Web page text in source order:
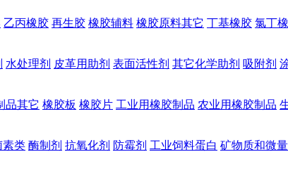
乙丙橡胶 再生胶 橡胶辅料 橡胶原料其它 丁基橡胶 氯丁
水处理剂 皮革用助剂 表面活性剂 其它化学助剂 吸附剂
品其它 橡胶板 橡胶片 工业用橡胶制品 农业用橡胶制品
素类 酶制剂 抗氧化剂 防霉剂 工业饲料蛋白 矿物质和微